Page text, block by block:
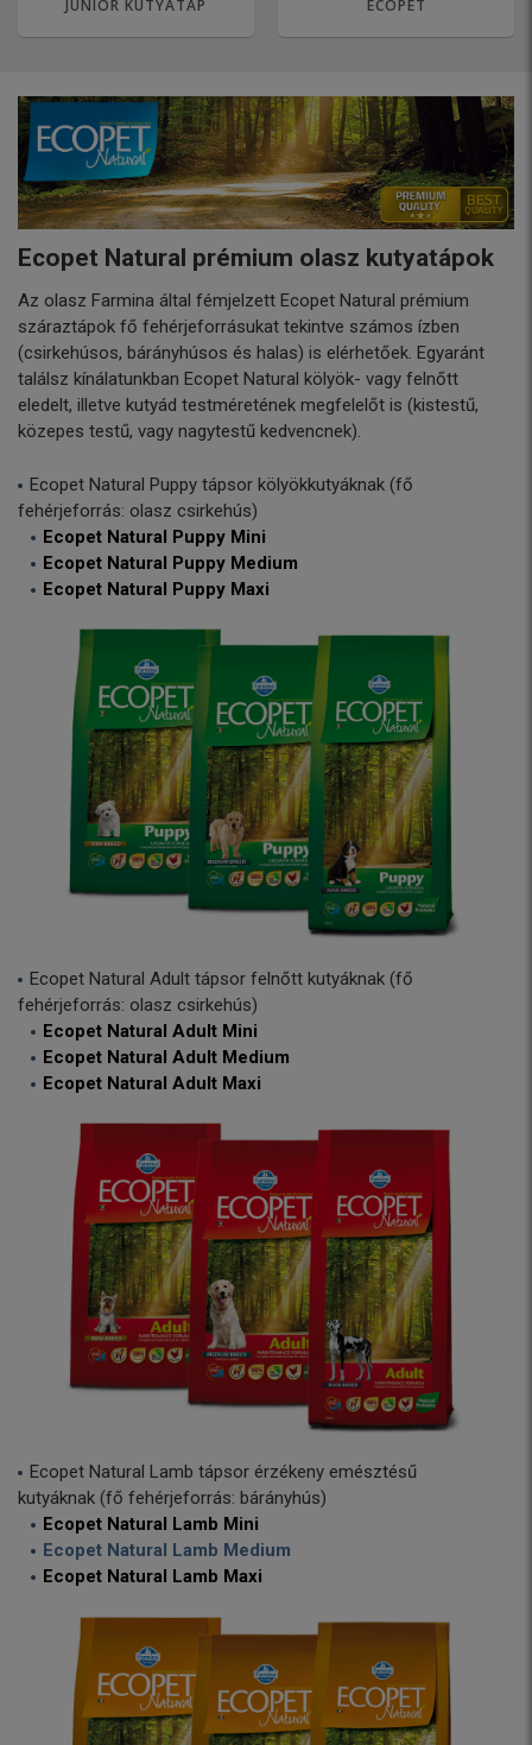
JUNIOR KUTYATÁP ECOPET
Ecopet Natural prémium olasz kutyatápok
Az olasz Farmina által fémjelzett Ecopet Natural prémium
száraztápok fő fehérjeforrásukat tekintve számos ízben
(csirkehúsos, bárányhúsos és halas) is elérhetőek. Egyaránt
találsz kínálatunkban Ecopet Natural kölyök- vagy felnőtt
eledelt, illetve kutyád testméretének megfelelőt is (kistestű,
közepes testű, vagy nagytestű kedvencnek).
Ecopet Natural Puppy tápsor kölyökkutyáknak (fő
fehérjeforrás: olasz csirkehús)
Ecopet Natural Puppy Mini
Ecopet Natural Puppy Medium
Ecopet Natural Puppy Maxi
Ecopet Natural Adult tápsor felnőtt kutyáknak (fő
fehérjeforrás: olasz csirkehús)
Ecopet Natural Adult Mini
Ecopet Natural Adult Medium
Ecopet Natural Adult Maxi
Ecopet Natural Lamb tápsor érzékeny emésztésű
kutyáknak (fő fehérjeforrás: bárányhús)
Ecopet Natural Lamb Mini
Ecopet Natural Lamb Medium
Ecopet Natural Lamb Maxi